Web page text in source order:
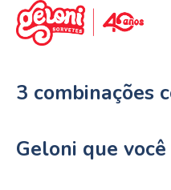
3 combinações
Geloni que